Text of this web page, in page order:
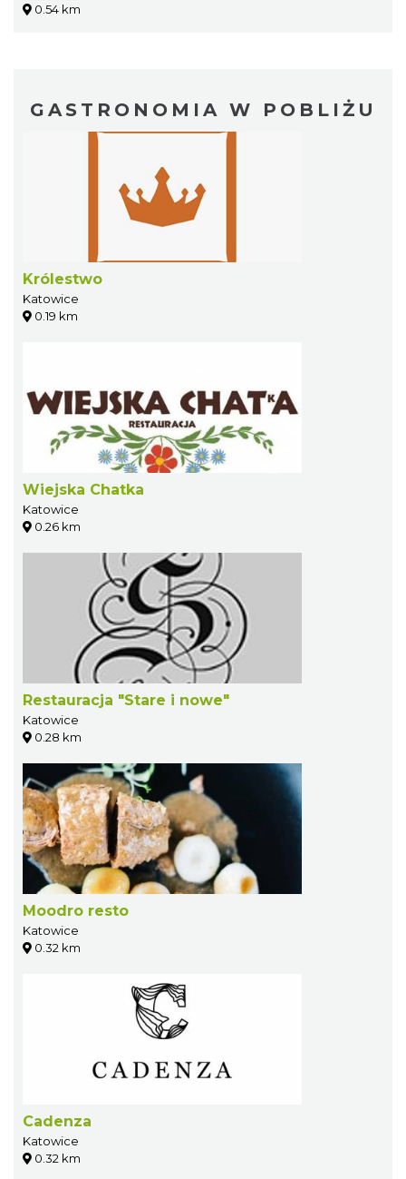
0.54 km
GASTRONOMIA W POBLIŻU
Królestwo
Katowice
0.19 km
Wiejska Chatka
Katowice
0.26 km
Restauracja "Stare i nowe"
Katowice
0.28 km
Moodro resto
Katowice
0.32 km
Cadenza
Katowice
0.32 km